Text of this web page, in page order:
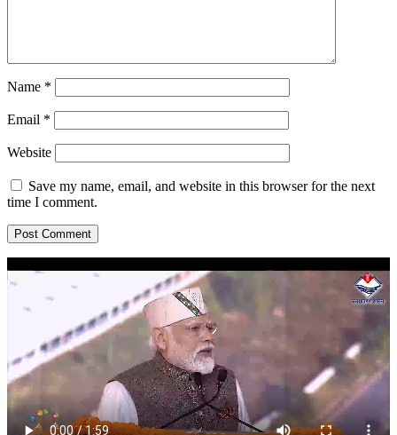
Name *
Email *
Website
Save my name, email, and website in this browser for the next
time I comment.